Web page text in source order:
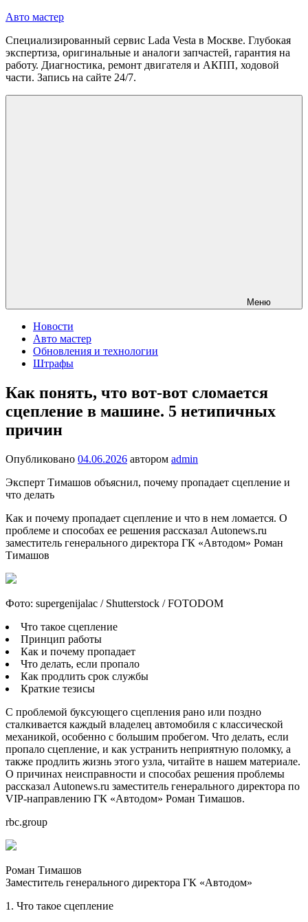
Перейти
содержимому
Авто мастер
Специализированный сервис Lada Vesta в Москве. Глубокая
экспертиза, оригинальные и аналоги запчастей, гарантия на
работу. Диагностика, ремонт двигателя и АКПП, ходовой
части. Запись на сайте 24/7.
Меню
Новости
Авто мастер
Обновления и технологии
Штрафы
Как понять, что вот-вот сломается
сцепление в машине. 5 нетипичных
причин
Опубликовано 04.06.2026 автором admin
Эксперт Тимашов объяснил, почему пропадает сцепление и
что делать
Как и почему пропадает сцепление и что в нем ломается. О
проблеме и способах ее решения рассказал Autonews.ru
заместитель генерального директора ГК «Автодом» Роман
Тимашов
Фото: supergenijalac / Shutterstock / FOTODOM
Что такое сцепление
Принцип работы
Как и почему пропадает
Что делать, если пропало
Как продлить срок службы
Краткие тезисы
С проблемой буксующего сцепления рано или поздно
сталкивается каждый владелец автомобиля с классической
механикой, особенно с большим пробегом. Что делать, если
пропало сцепление, и как устранить неприятную поломку, а
также продлить жизнь этого узла, читайте в нашем материале.
О причинах неисправности и способах решения проблемы
рассказал Autonews.ru заместитель генерального директора по
VIP-направлению ГК «Автодом» Роман Тимашов.
rbc.group
Роман Тимашов
Заместитель генерального директора ГК «Автодом»
1. Что такое сцепление